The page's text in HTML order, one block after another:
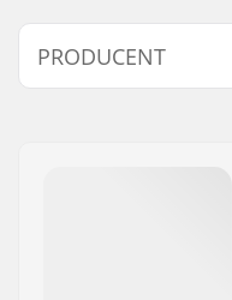
Aktivitet:
Køn:
PRODUCENT